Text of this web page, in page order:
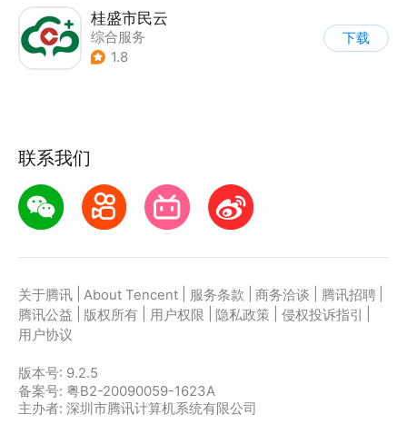
桂盛市民云
综合服务
1.8
下载
联系我们
关于腾讯 About Tencent 服务条款 商务洽谈 腾讯招聘
腾讯公益
版权所有 用户权限 隐私政策 侵权投诉指引
用户协议
版本号: 9.2.5
备案号: 粤B2-20090059-1623A
主办者: 深圳市腾讯计算机系统有限公司